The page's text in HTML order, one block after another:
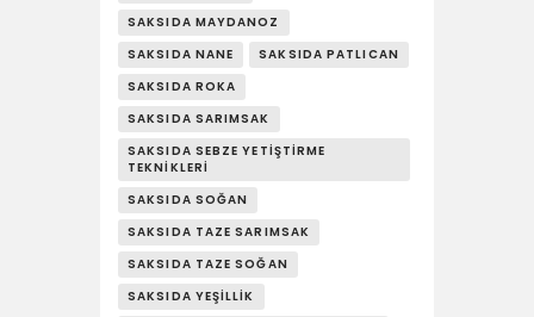
SAKSIDA MAYDANOZ
SAKSIDA NANE
SAKSIDA PATLICAN
SAKSIDA ROKA
SAKSIDA SARIMSAK
SAKSIDA SEBZE YETIŞTIRME
TEKNIKLERI
SAKSIDA SOĞAN
SAKSIDA TAZE SARIMSAK
SAKSIDA TAZE SOĞAN
SAKSIDA YEŞILLIK